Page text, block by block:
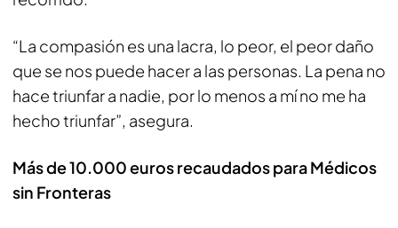
“La compasión es una lacra, lo peor, el peor daño
que se nos puede hacer a las personas. La pena no
hace triunfar a nadie, por lo menos a mí no me ha
hecho triunfar”, asegura.
Más de 10.000 euros recaudados para Médicos
sin Fronteras